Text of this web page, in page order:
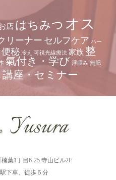
店 はちみつ オス
リーナー セルフケア ハー
便秘 冷え 可視光線療法 家族 整
氣付き・学び 浮腫み 無肥
講座・セミナー
葉1丁目6-25 寺山ビル2F
下車、徒歩５分